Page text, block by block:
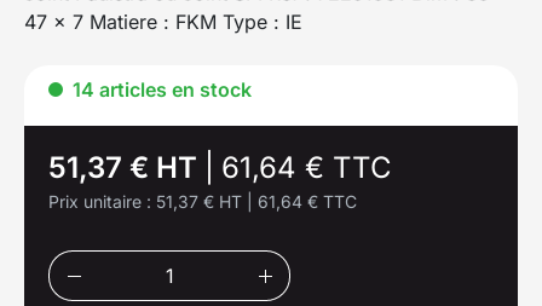
47 x 7 Matiere : FKM Type : IE
14 articles en stock
51,37 € HT 61,64 € TTC
Prix unitaire : 51,37 € HT 61,64 € TTC